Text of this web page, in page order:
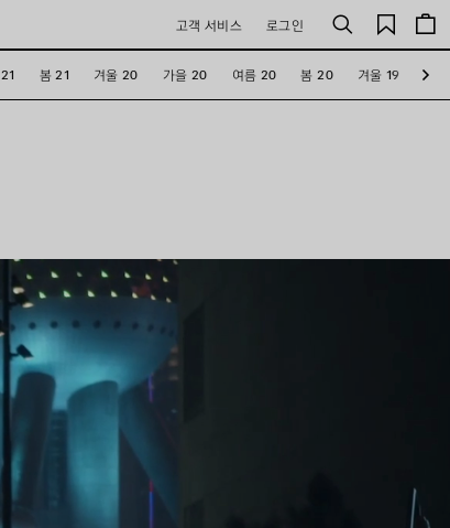
고객 서비스 로그인
검
색
품
봄 21 겨울 20 가을 20 여름 20 봄 20 겨울 19 가
다
음